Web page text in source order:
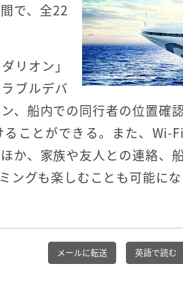
で、全22
リオン」
ブルデバ
、船内での同行者の位置確
ことができる。また、Wi-
か、家族や友人との連絡、
ングも楽しむことも可能にな
メールに転送 英語で読む